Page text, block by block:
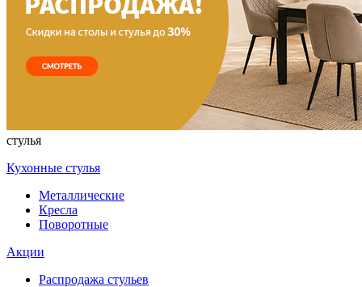
стулья
Кухонные стулья
Металлические
Кресла
Поворотные
Акции
Распродажа стульев